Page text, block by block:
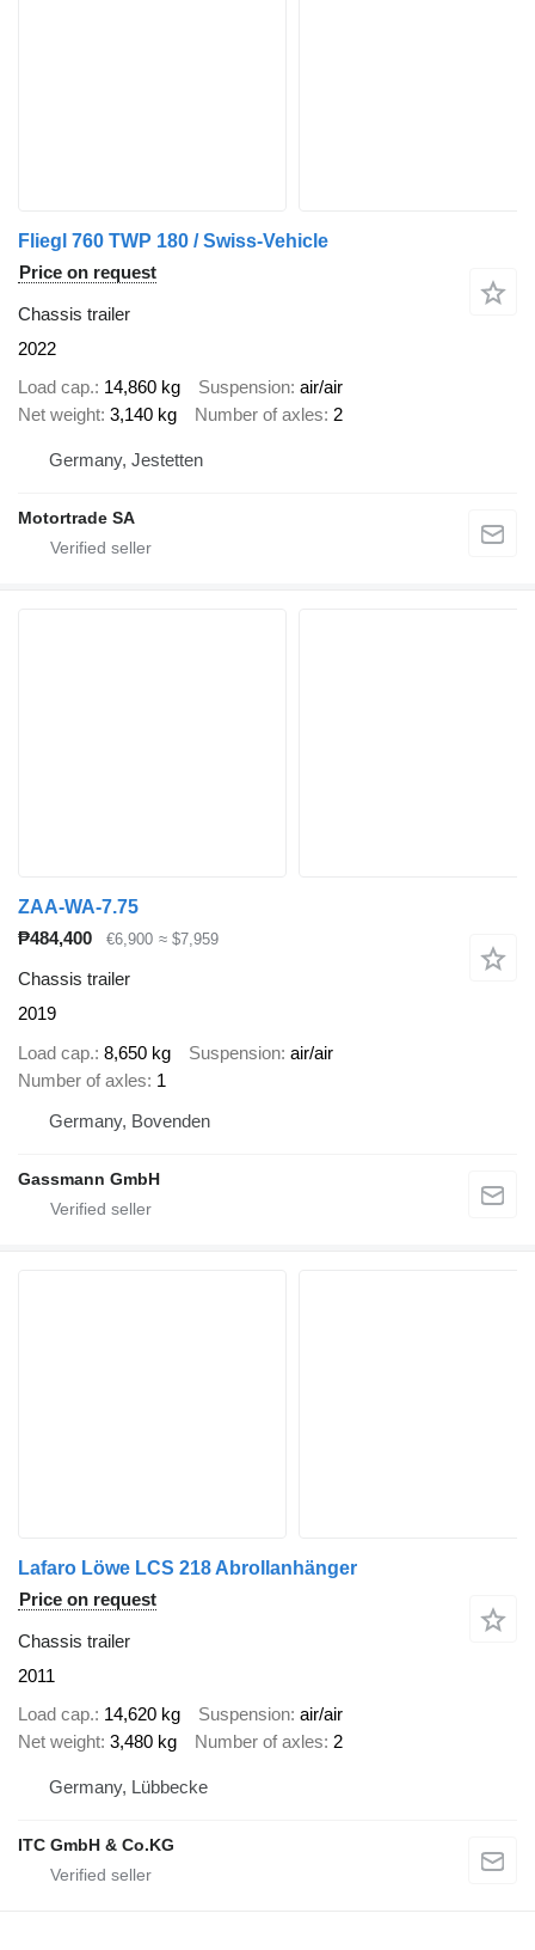
Fliegl 760 TWP 180 / Swiss-Vehicle
Price on request
Chassis trailer
2022
Load cap. 14,860 kg Suspension air/air
Net weight 3,140 kg Number of axles 2
Germany, Jestetten
Motortrade SA
ZAA-WA-7.75
₱484,400
€6,900 ≈ $7,959
Chassis trailer
2019
Load cap. 8,650 kg Suspension air/air
Number of axles 1
Germany, Bovenden
Gassmann GmbH
Lafaro Löwe LCS 218 Abrollanhänger
Price on request
Chassis trailer
2011
Load cap. 14,620 kg Suspension air/air
Net weight 3,480 kg Number of axles 2
Germany, Lübbecke
ITC GmbH & Co.KG